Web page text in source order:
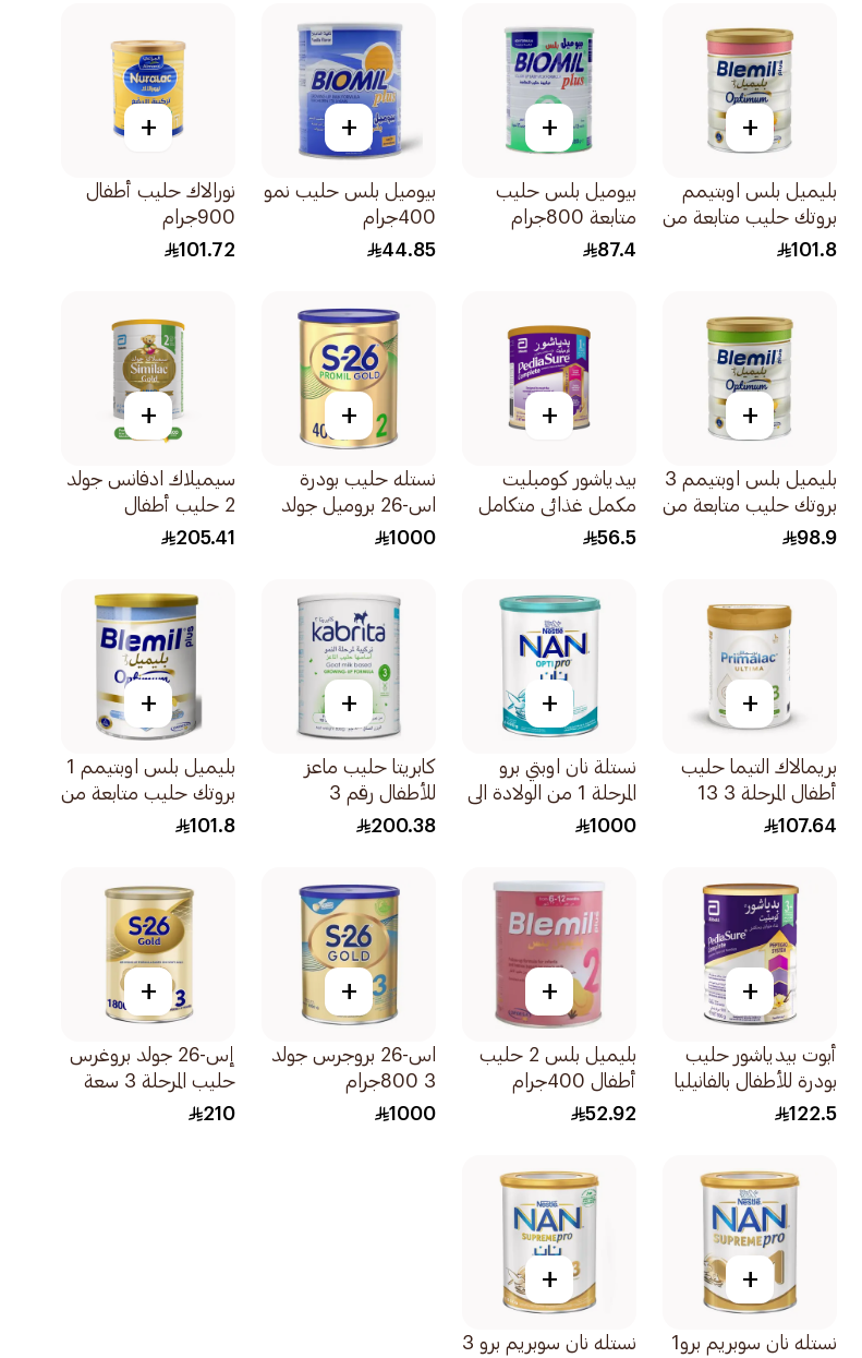
+
بليميل بلس اوبتيمم
بروتك حليب متابعة من
شهر 800جرام
101.8
+
بيوميل بلس حليب
متابعة 800جرام
87.4
+
بيوميل بلس حليب نمو
400جرام
44.85
+
نورالاك حليب أطفال
900جرام
101.72
+
بليميل بلس اوبتيمم 3
بروتك حليب متابعة من
عمر سنوات 800جرام
98.9
+
بيدياشور كومبليت
مكمل غذائي متكامل
للأطفال بالفانيليا
56.5
+
نستله حليب بودرة
اس-26 بروميل جولد
لمرحلة 2 400 جم
1000
+
سيميلاك ادفانس جولد
2 حليب أطفال
1600جرام
205.41
+
بريمالاك التيما حليب
أطفال المرحلة 3 13
سنوات 800جرام
107.64
+
نستلة نان اوبتي برو
المرحلة 1 من الولادة الى
6 أشهر 400جرام
1000
+
كابريتا حليب ماعز
للأطفال رقم 3
800جرام
200.38
+
بليميل بلس اوبتيمم 1
بروتك حليب متابعة من
101.8
+
أبوت بيدياشور حليب
بودرة للأطفال بالفانيليا
900جرام
122.5
+
بليميل بلس 2 حليب
أطفال 400جرام
52.92
+
اس-26 بروجرس جولد
3 800جرام
1000
+
إس-26 جولد بروغرس
حليب المرحلة 3 سعة
1800جرام
210
+
نستله نان سوبريم برو1
+
نستله نان سوبريم برو 3